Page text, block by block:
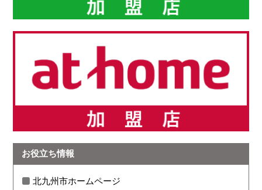
お役立ち情報
北九州市ホームページ